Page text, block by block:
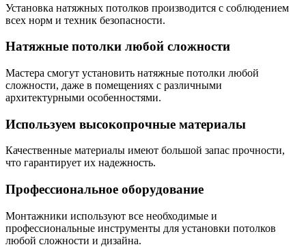
Установка натяжных потолков производится с соблюдением
всех норм и техник безопасности.
Натяжные потолки любой сложности
Мастера смогут установить натяжные потолки любой
сложности, даже в помещениях с различными
архитектурными особенностями.
Используем высокопрочные материалы
Качественные материалы имеют большой запас прочности,
что гарантирует их надежность.
Профессиональное оборудование
Монтажники используют все необходимые и
профессиональные инструменты для установки потолков
любой сложности и дизайна.